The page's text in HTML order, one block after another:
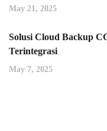
May 21, 2025
Solusi Cloud Backup
Terintegrasi
May 7, 2025